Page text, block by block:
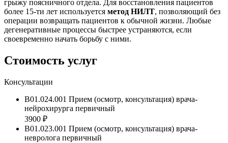
грыжу поясничного отдела. Для восстановления пациентов
более 15-ти лет используется метод НИЛТ, позволяющий без
операции возвращать пациентов к обычной жизни. Любые
дегенеративные процессы быстрее устраняются, если
своевременно начать борьбу с ними.
Стоимость услуг
Консультации
B01.024.001 Прием (осмотр, консультация) врача-
нейрохирурга первичный
3900 ₽
B01.023.001 Прием (осмотр, консультация) врача-
невролога первичный